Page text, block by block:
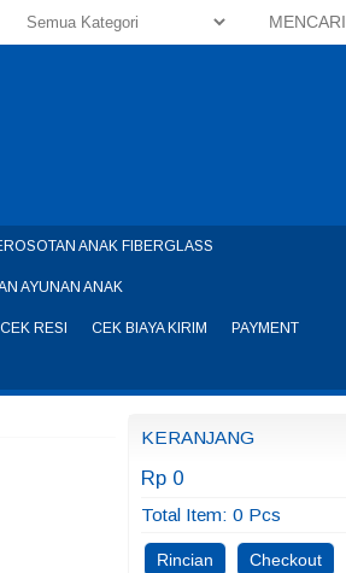
MENCARI
ANAK FIBERGLASS
AYUNAN ANAK
CEK RESI CEK BIAYA KIRIM PAYMENT
KERANJANG
Rp 0
Total Item: 0 Pcs
Rincian Checkout